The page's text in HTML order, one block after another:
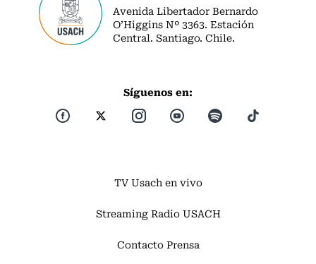
Avenida Libertador Bernardo
O’Higgins Nº 3363. Estación
Central. Santiago. Chile.
Síguenos en:
TV Usach en vivo
Streaming Radio USACH
Contacto Prensa